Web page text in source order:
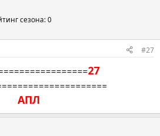
сезона: 0
#27
27
АПЛ